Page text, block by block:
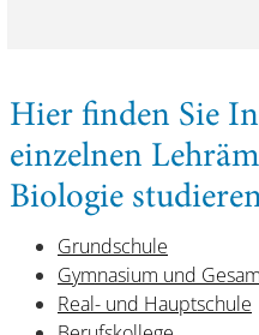
Hier finden Sie
einzelnen
Biologie
Grundschule
Gymnasium und
Real- und Hauptschule